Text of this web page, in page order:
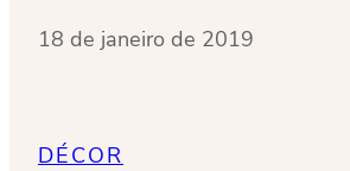
18 de janeiro de 2019
DÉCOR